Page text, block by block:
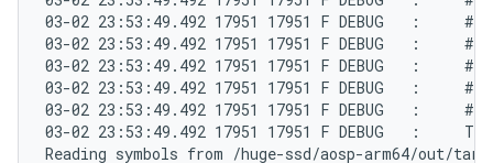
03-02 23:53:49.492 17951 17951 F DEBUG   :
03-02 23:53:49.492 17951 17951 F DEBUG   :
03-02 23:53:49.492 17951 17951 F DEBUG   :
03-02 23:53:49.492 17951 17951 F DEBUG   :
03-02 23:53:49.492 17951 17951 F DEBUG   :
03-02 23:53:49.492 17951 17951 F DEBUG   :
Reading symbols from /huge-ssd/aosp-arm64/out/